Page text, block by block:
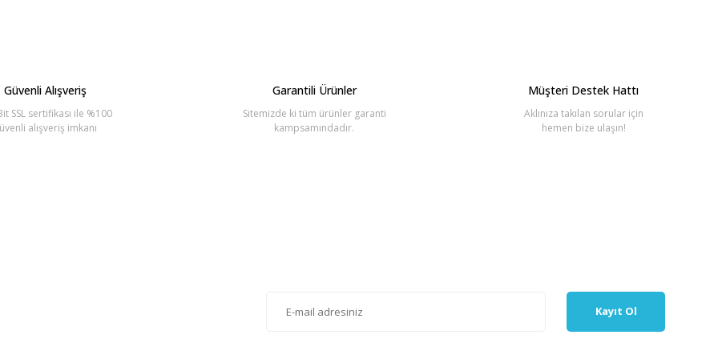
Güvenli Alışveriş
SSL sertifikası ile %100
alışveriş imkanı
Garantili Ürünler
Sitemizde ki tüm ürünler garanti
kampsamındadır.
Müşteri Destek Hattı
Aklınıza takılan sorular için
hemen bize ulaşın!
Kayıt Ol